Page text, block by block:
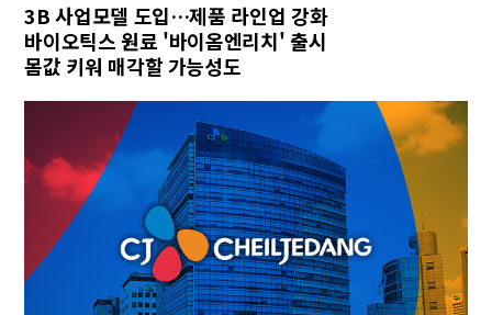
3B 사업모델 도입…제품 라인업 강화
바이오틱스 원료 '바이옴엔리치' 출시
몸값 키워 매각할 가능성도